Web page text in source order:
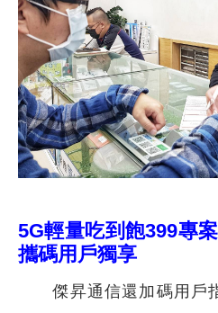
5G輕量吃到飽399專
攜碼用戶獨享
傑昇通信還加碼用戶